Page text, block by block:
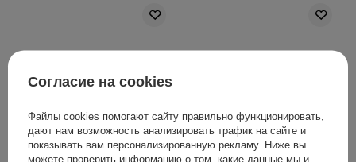
АКЦИЯ
Dr.Melaxin - Cemenrete
Dr.Melaxin - Cicapyrin
Согласие на cookies
Файлы cookies помогают сайту правильно функционировать,
дают нам возможность анализировать трафик на сайте и
показывать вам персонализированную рекламу. Ниже вы
можете проверить информацию о том, какие данные мы и